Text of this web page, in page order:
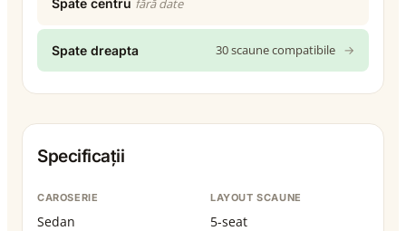
Spate dreapta 30 scaune compatibile →
Specificații
CAROSERIE
Sedan
LAYOUT SCAUNE
5-seat